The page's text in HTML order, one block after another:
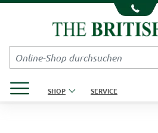
Kompletten Head der Seite überspringen
SHOP SERVICE